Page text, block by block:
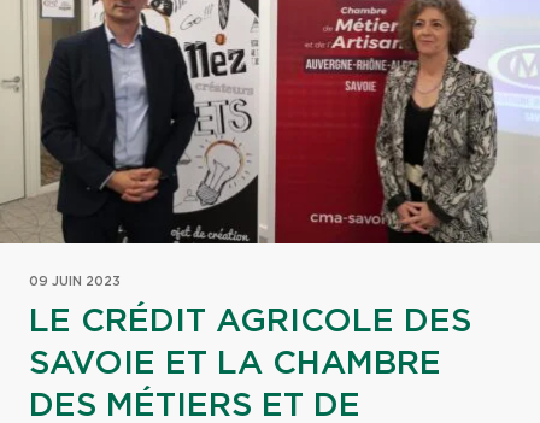
09 JUIN 2023
LE CRÉDIT AGRICOLE DES
SAVOIE ET LA CHAMBRE
DES MÉTIERS ET DE